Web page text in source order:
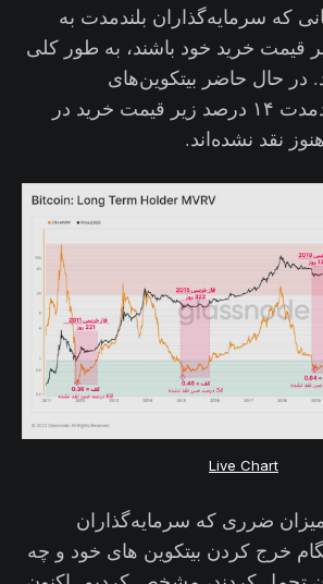
که سرمایه‌گذاران بلندمدت به
قیمت خرید خود باشند، به طور کلی
در حال حاضر بیتکوین‌های
سرمایه‌گذاران بلندمدت ۱۴ درصد زیر قیمت خرید در
نقد نشده‌اند.
Live Chart
ضرری که سرمایه‌گذاران
خرج کردن بیتکوین های خود و چه